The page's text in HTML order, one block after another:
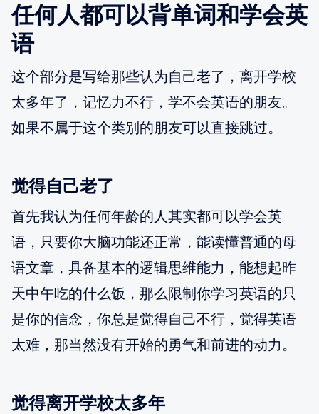
任何人都可以背单词和学会英
语
这个部分是写给那些认为自己老了，离开学校
太多年了，记忆力不行，学不会英语的朋友。
如果不属于这个类别的朋友可以直接跳过。
觉得自己老了
首先我认为任何年龄的人其实都可以学会英
语，只要你大脑功能还正常，能读懂普通的母
语文章，具备基本的逻辑思维能力，能想起昨
天中午吃的什么饭，那么限制你学习英语的只
是你的信念，你总是觉得自己不行，觉得英语
太难，那当然没有开始的勇气和前进的动力。
觉得离开学校太多年